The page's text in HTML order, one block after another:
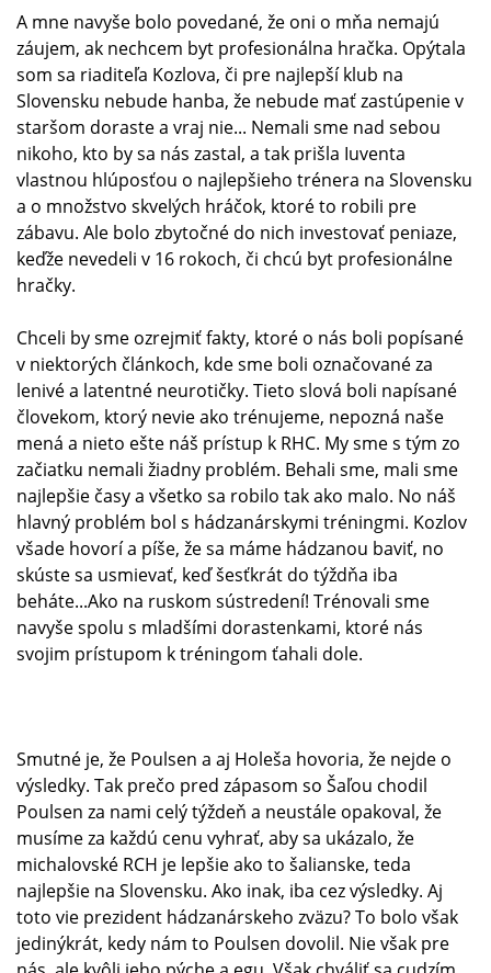
A mne navyše bolo povedané, že oni o mňa nemajú
záujem, ak nechcem byt profesionálna hračka. Opýtala
som sa riaditeľa Kozlova, či pre najlepší klub na
Slovensku nebude hanba, že nebude mať zastúpenie v
staršom doraste a vraj nie... Nemali sme nad sebou
nikoho, kto by sa nás zastal, a tak prišla Iuventa
vlastnou hlúposťou o najlepšieho trénera na Slovensku
a o množstvo skvelých hráčok, ktoré to robili pre
zábavu. Ale bolo zbytočné do nich investovať peniaze,
keďže nevedeli v 16 rokoch, či chcú byt profesionálne
hračky.
Chceli by sme ozrejmiť fakty, ktoré o nás boli popísané
v niektorých článkoch, kde sme boli označované za
lenivé a latentné neurotičky. Tieto slová boli napísané
človekom, ktorý nevie ako trénujeme, nepozná naše
mená a nieto ešte náš prístup k RHC. My sme s tým zo
začiatku nemali žiadny problém. Behali sme, mali sme
najlepšie časy a všetko sa robilo tak ako malo. No náš
hlavný problém bol s hádzanárskymi tréningmi. Kozlov
všade hovorí a píše, že sa máme hádzanou baviť, no
skúste sa usmievať, keď šesťkrát do týždňa iba
beháte...Ako na ruskom sústredení! Trénovali sme
navyše spolu s mladšími dorastenkami, ktoré nás
svojim prístupom k tréningom ťahali dole.
Smutné je, že Poulsen a aj Holeša hovoria, že nejde o
výsledky. Tak prečo pred zápasom so Šaľou chodil
Poulsen za nami celý týždeň a neustále opakoval, že
musíme za každú cenu vyhrať, aby sa ukázalo, že
michalovské RCH je lepšie ako to šalianske, teda
najlepšie na Slovensku. Ako inak, iba cez výsledky. Aj
toto vie prezident hádzanárskeho zväzu? To bolo však
jedinýkrát, kedy nám to Poulsen dovolil. Nie však pre